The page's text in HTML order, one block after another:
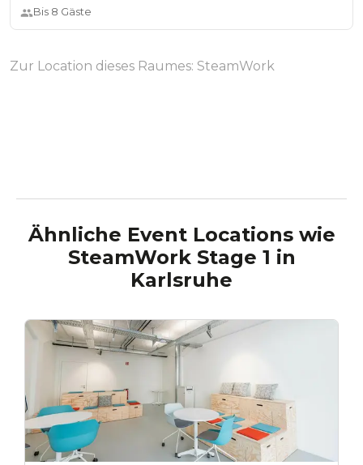
Bis 8 Gäste
Zur Location dieses Raumes: SteamWork
Ähnliche Event Locations wie
SteamWork Stage 1 in
Karlsruhe